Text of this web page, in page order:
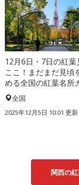
12月6日・7日の紅葉
ここ！まだまだ見頃
める全国の紅葉名所
全国
2025年12月5日 10:01 更新
関西の